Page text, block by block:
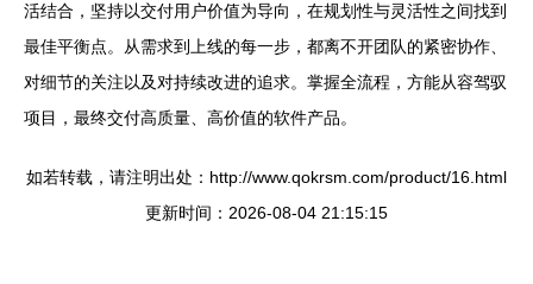
活结合，坚持以交付用户价值为导向，在规划性与灵活性之间找到
最佳平衡点。从需求到上线的每一步，都离不开团队的紧密协作、
对细节的关注以及对持续改进的追求。掌握全流程，方能从容驾驭
项目，最终交付高质量、高价值的软件产品。
如若转载，请注明出处：http://www.qokrsm.com/product/16.html
更新时间：2026-08-04 21:15:15